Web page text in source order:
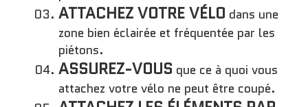
ATTACHEZ VOTRE VÉLO dans une
zone bien éclairée et fréquentée par les
piétons.
ASSUREZ-VOUS que ce à quoi vous
attachez votre vélo ne peut être coupé.